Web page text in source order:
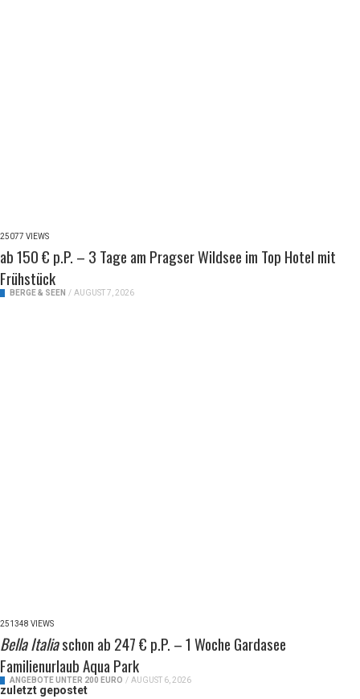
25077 VIEWS
ab 150 € p.P. – 3 Tage am Pragser Wildsee im Top Hotel mit
Frühstück
BERGE & SEEN / AUGUST 7, 2026
251348 VIEWS
Bella Italiaschon ab 247 € p.P. – 1 Woche Gardasee
Familienurlaub Aqua Park
ANGEBOTE UNTER 200 EURO / AUGUST 6, 2026
zuletzt gepostet